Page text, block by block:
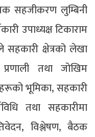
सहजीकरण लुम्बिनी
उपाध्यक्ष टिकाराम
सहकारी क्षेत्रको लेखा
तथा जोखिम
भूमिका, सहकारी
तथा सहकारीमा
विश्लेषण, बैठक